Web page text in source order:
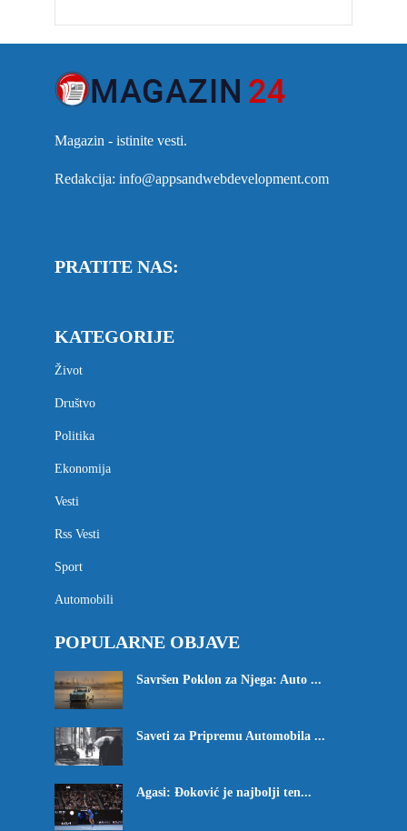
Magazin - istinite vesti.
Redakcija: info@appsandwebdevelopment.com
PRATITE NAS:
KATEGORIJE
Život
Društvo
Politika
Ekonomija
Vesti
Rss Vesti
Sport
Automobili
POPULARNE OBJAVE
Savršen Poklon za Njega: Auto ...
Saveti za Pripremu Automobila ...
Agasi: Đoković je najbolji ten...